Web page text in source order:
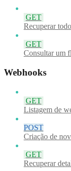
GET
Recuperar
GET
Consultar um
Webhooks
GET
Listagem de
POST
Criação de
GET
Recuperar